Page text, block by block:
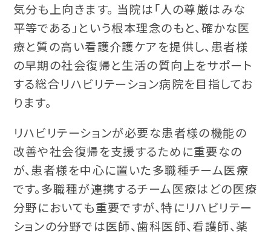
気分も上向きます。 当院は「人の尊厳はみな
平等である」という根本理念のもと、確かな医
療と質の高い看護介護ケアを提供し、患者様
の早期の社会復帰と生活の質向上をサポート
する総合リハビリテーション病院を目指してお
ります。
リハビリテーションが必要な患者様の機能の
改善や社会復帰を支援するために重要なの
が、患者様を中心に置いた多職種チーム医療
です。多職種が連携するチーム医療はどの医療
分野においても重要ですが、特にリハビリテー
ションの分野では医師、歯科医師、看護師、薬